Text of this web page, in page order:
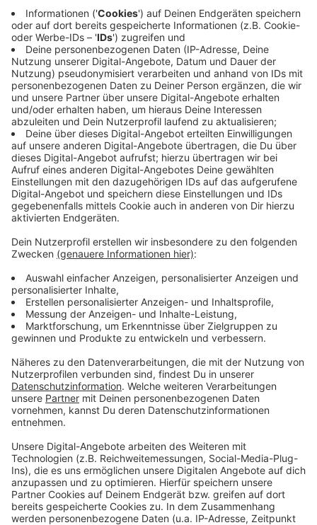
bieten mehrere Workshops im Rahmen des
Kulturrucksacks an. Das Programm richtet sich an
Zehn- bis 14-Jährige. Möglich wird das Angebot durch
Fördergeld des Landes Nordrhein-Westfalen.
Anzeige
Filmdreh, Foto-Mission und Nähwerkstatt
geplant
Anzeige
Das Ferienprogramm umfasst mehrere kreative
Angebote in den Sommerferien. Geplant sind unter
anderem ein Filmdreh im Filmmuseum Düsseldorf, eine
Foto-Mission und eine Nähwerkstatt. Dazu kommen
ein zweitägiger Theater-Workshop und ein Manga-
Kurs. Nach Angaben der Stadt können die
Teilnehmenden dabei neue Dinge ausprobieren und
eigene Ideen umsetzen. Alle Angebote sind kostenlos,
die Zahl der Plätze ist aber begrenzt.
Anzeige
Diese Termine stehen im Programm
Anzeige
Los geht es am 27. Juli 2026 mit dem Workshop „Und